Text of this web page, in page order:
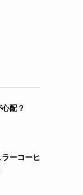
配？
ーコーヒ